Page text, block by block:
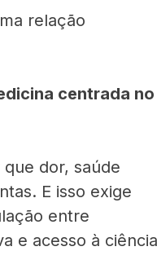
relação
centrada no
dor, saúde
E isso exige
entre
e acesso à ciência